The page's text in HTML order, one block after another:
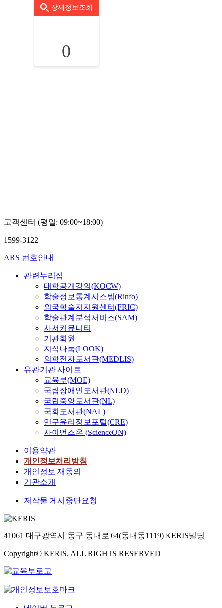
상세정보조회
0
고객센터 (평일: 09:00~18:00)
1599-3122
ARS 번호안내
관련누리집
대학공개강의(KOCW)
학술정보통계시스템(Rinfo)
외국학술지지원센터(FRIC)
학술관계분석서비스(SAM)
사서커뮤니티
기관회원
지식나눔(LOOK)
의학전자도서관(MEDLIS)
유관기관 사이트
교육부(MOE)
국립장애인도서관(NLD)
국립중앙도서관(NL)
국회도서관(NAL)
연구윤리정보포털(CRE)
사이언스온 (ScienceON)
이용약관
개인정보처리방침
개인정보 재동의
기관소개
저작물 게시중단요청
41061 대구광역시 동구 동내로 64(동내동1119) KERIS빌딩
Copyright© KERIS. ALL RIGHTS RESERVED